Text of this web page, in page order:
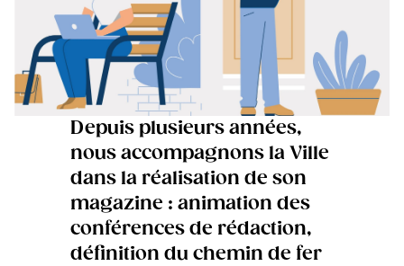
Depuis plusieurs années,
nous accompagnons la Ville
dans la réalisation de son
magazine : animation des
conférences de rédaction,
définition du chemin de fer